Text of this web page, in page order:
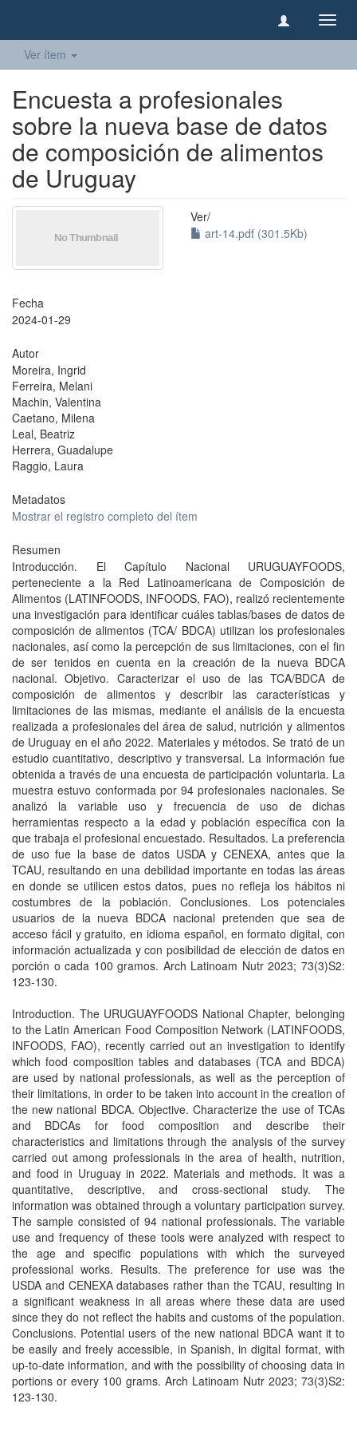
Ver ítem
Encuesta a profesionales
sobre la nueva base de datos
de composición de alimentos
de Uruguay
Ver/
art-14.pdf (301.5Kb)
Fecha
2024-01-29
Autor
Moreira, Ingrid
Ferreira, Melani
Machin, Valentina
Caetano, Milena
Leal, Beatriz
Herrera, Guadalupe
Raggio, Laura
Metadatos
Mostrar el registro completo del ítem
Resumen
Introducción. El Capítulo Nacional URUGUAYFOODS,
perteneciente a la Red Latinoamericana de Composición de
Alimentos (LATINFOODS, INFOODS, FAO), realizó recientemente
una investigación para identificar cuáles tablas/bases de datos de
composición de alimentos (TCA/ BDCA) utilizan los profesionales
nacionales, así como la percepción de sus limitaciones, con el fin
de ser tenidos en cuenta en la creación de la nueva BDCA
nacional. Objetivo. Caracterizar el uso de las TCA/BDCA de
composición de alimentos y describir las características y
limitaciones de las mismas, mediante el análisis de la encuesta
realizada a profesionales del área de salud, nutrición y alimentos
de Uruguay en el año 2022. Materiales y métodos. Se trató de un
estudio cuantitativo, descriptivo y transversal. La información fue
obtenida a través de una encuesta de participación voluntaria. La
muestra estuvo conformada por 94 profesionales nacionales. Se
analizó la variable uso y frecuencia de uso de dichas
herramientas respecto a la edad y población específica con la
que trabaja el profesional encuestado. Resultados. La preferencia
de uso fue la base de datos USDA y CENEXA, antes que la
TCAU, resultando en una debilidad importante en todas las áreas
en donde se utilicen estos datos, pues no refleja los hábitos ni
costumbres de la población. Conclusiones. Los potenciales
usuarios de la nueva BDCA nacional pretenden que sea de
acceso fácil y gratuito, en idioma español, en formato digital, con
información actualizada y con posibilidad de elección de datos en
porción o cada 100 gramos. Arch Latinoam Nutr 2023; 73(3)S2:
123-130.
Introduction. The URUGUAYFOODS National Chapter, belonging
to the Latin American Food Composition Network (LATINFOODS,
INFOODS, FAO), recently carried out an investigation to identify
which food composition tables and databases (TCA and BDCA)
are used by national professionals, as well as the perception of
their limitations, in order to be taken into account in the creation of
the new national BDCA. Objective. Characterize the use of TCAs
and BDCAs for food composition and describe their
characteristics and limitations through the analysis of the survey
carried out among professionals in the area of health, nutrition,
and food in Uruguay in 2022. Materials and methods. It was a
quantitative, descriptive, and cross-sectional study. The
information was obtained through a voluntary participation survey.
The sample consisted of 94 national professionals. The variable
use and frequency of these tools were analyzed with respect to
the age and specific populations with which the surveyed
professional works. Results. The preference for use was the
USDA and CENEXA databases rather than the TCAU, resulting in
a significant weakness in all areas where these data are used
since they do not reflect the habits and customs of the population.
Conclusions. Potential users of the new national BDCA want it to
be easily and freely accessible, in Spanish, in digital format, with
up-to-date information, and with the possibility of choosing data in
portions or every 100 grams. Arch Latinoam Nutr 2023; 73(3)S2:
123-130.